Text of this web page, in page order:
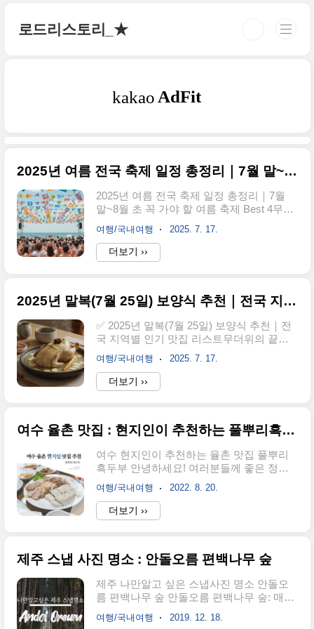
로드리스토리_★
2025년 여름 전국 축제 일정 총정리｜7월 말~8월 초 꼭 가야 할 여름 축제 Best 4
2025년 여름 전국 축제 일정 총정리｜7월
말~8월 초 꼭 가야 할 여름 축제 Best 4무더
운 여름, 어디론가 떠나고 싶어지는 시기입
니다.특히 7월 말부터 8월 초까지는 전국 곳
곳에서 열리는 여름 축제로 활기가 넘치는
데요!2025년 여름, 친구와 연인, 가족과 함
눈에 확인하고 여름휴가 계획을 완벽하게
08.10)장소: 충남 보령 대천해수욕장기간:
2025년 7월 25일(금) ~ 8월 10일(일)공식 홈
페이지: mudfestival.or.kr여름 대표 축제의
원탑, 바로 보령 머드축제입니다.세계적인
인기를 끌고 있는 축제로, 매년 수많은 외국
여행/국내여행 2025. 7. 17.
더보기 ››
2025년 말복(7월 25일) 보양식 추천｜전국 지역별 인기 맛집 리스트
✅ 2025년 말복(7월 25일) 보양식 추천｜전
국 지역별 인기 맛집 리스트무더위의 끝자
락, **말복(2025년 7월 25일)**이 성큼 다가
왔습니다. 올여름 지친 몸과 마음을 다스릴
시간, 바로 보양식이 필요한 때인데요. 말복
에는 예로부터 기력 회복과 면역력 강화를
기 좋은 전국의 보양식 맛집을 지역별로 소
를 이겨낼 최고의 한 끼를 찾아보세요!🥄 말
복에 먹는 대표 보양식은?말복에는 주로 아
래와 같은 보양식이 사랑받고 있습니다:보
양식 종류효능특징삼계탕면역력 강화, 원기
회복닭고기 + 인삼 + 대추 등 약재장어구이
여행/국내여행 2025. 7. 17.
더보기 ››
여수 율촌 맛집 : 현지인이 추천하는 풀뿌리흑두부
여수 현지인이 추천하는 율촌 맛집 풀뿌리
흑두부 안녕하세요! 여러분들께 좋은 정보
를 전달해드리는 로드리입니다. 지난 주말,
몇년만에 가족들과 함께 전남 여수로 휴가
를 다녀왔습니다. 온 가족이 함께하는 휴가
라 "잘먹고 놀다오자"가 이번 여행의 콘셉트
게 되었습니다. 그에 따라 여행을 다녀와서
분들께 소개해드리려고 합니다. 여수 율촌
맛집 '풀뿌리흑두부' 여수 율촌 현지인 맛집
'풀뿌리 흑두부'는 전남 여수시 율촌면 가장
여행/국내여행 2022. 8. 20.
더보기 ››
제주 스냅 사진 명소 : 안돌오름 편백나무 숲
제주 나만알고 싶은 스냅사진 명소 안돌오
름 편백나무 숲 안돌오름 편백나무 숲: 매력
적인 스냅사진 명소 이색적이고 뭔가 나만
알고 싶은 장소에서 사진을 찍고 싶다면 제
여행/국내여행 2019. 12. 18.